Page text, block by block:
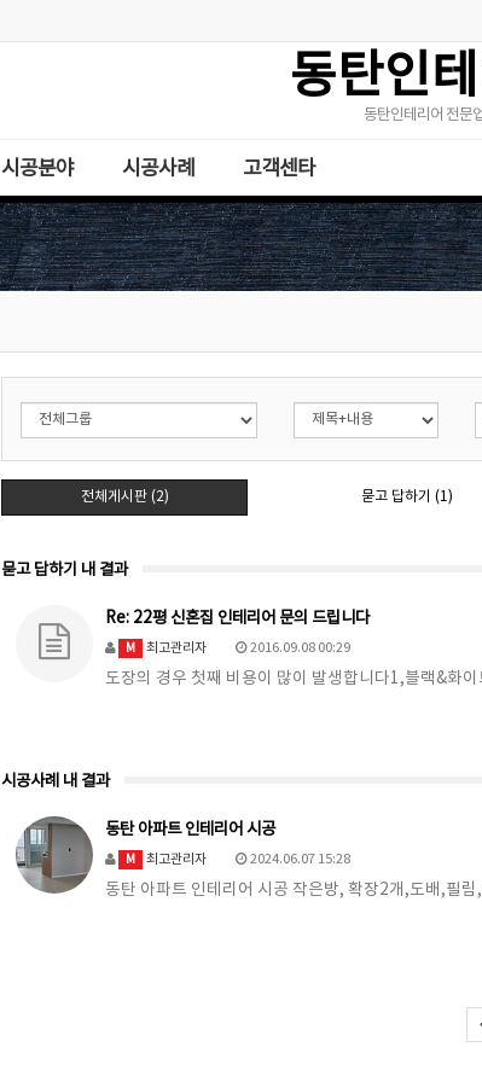
동탄인
동탄인테리어 전문
시공분야 시공사례 고객센타
전체게시판 (2) 묻고 답하기 (1)
묻고 답하기 내 결과
Re: 22평 신혼집 인테리어 문의 드립니다
M 최고관리자 2016.09.08 00:29
도장의 경우 첫째 비용이 많이 발생합니다1,블랙&화
시공사례 내 결과
동탄 아파트 인테리어 시공
M 최고관리자 2024.06.07 15:28
동탄 아파트 인테리어 시공 작은방, 확장2개,도배,필